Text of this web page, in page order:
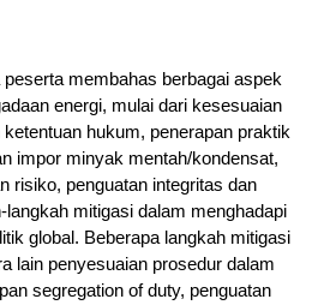
membahas berbagai aspek
energi, mulai dari kesesuaian
hukum, penerapan praktik
impor minyak mentah/kondensat,
risiko, penguatan integritas dan
langkah mitigasi dalam menghadapi
global. Beberapa langkah mitigasi
lain penyesuaian prosedur dalam
segregation of duty, penguatan